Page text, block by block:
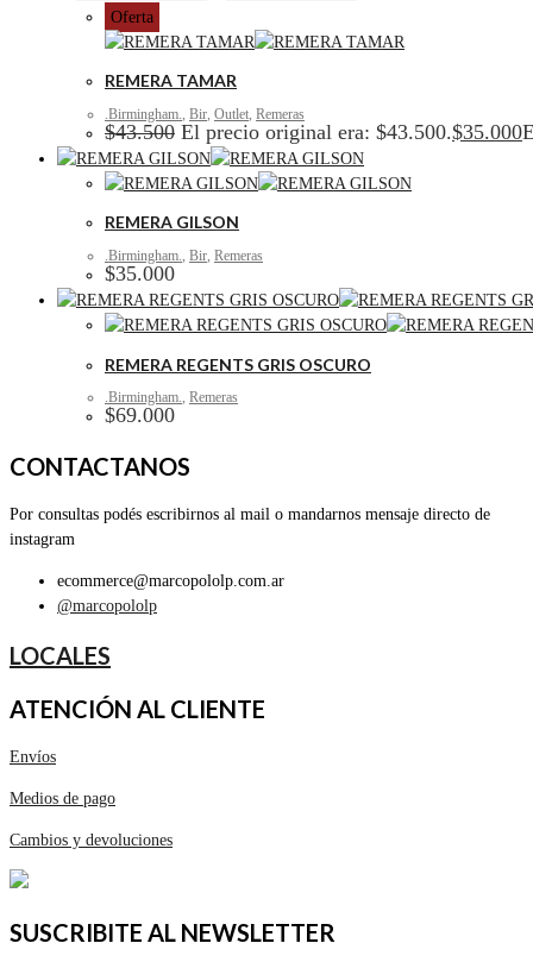
Oferta
REMERA TAMAR
.Birmingham. Bir Outlet Remeras
$43.500 El precio original era: $43.500.$35.000
REMERA GILSON
.Birmingham., Bir, Remeras
$35.000
REMERA REGENTS GRIS OSCURO
.Birmingham., Remeras
$69.000
CONTACTANOS
Por consultas podés escribirnos al mail o mandarnos mensaje directo de
instagram
ecommerce@marcopololp.com.ar
@marcopololp
LOCALES
ATENCIÓN AL CLIENTE
Envíos
Medios de pago
Cambios y devoluciones
SUSCRIBITE AL NEWSLETTER